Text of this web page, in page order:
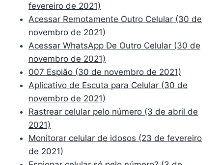
fevereiro de 2021)
Acessar Remotamente Outro Celular (30 de
novembro de 2021)
Acessar WhatsApp De Outro Celular (30 de
novembro de 2021)
007 Espião (30 de novembro de 2021)
Aplicativo de Escuta para Celular (30 de
novembro de 2021)
Rastrear celular pelo número (3 de abril de
2021)
Monitorar celular de idosos (23 de fevereiro
de 2021)